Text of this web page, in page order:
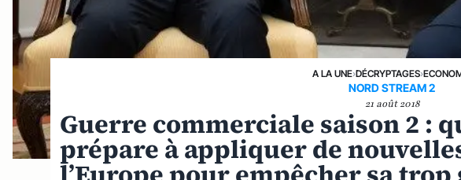
A LA UNE›DÉCRYPTAGES›
NORD STREAM 2
21 août 2018
Guerre commerciale saison 2 :
prépare à appliquer de